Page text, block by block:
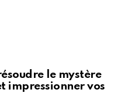
le mystère
impressionner vos